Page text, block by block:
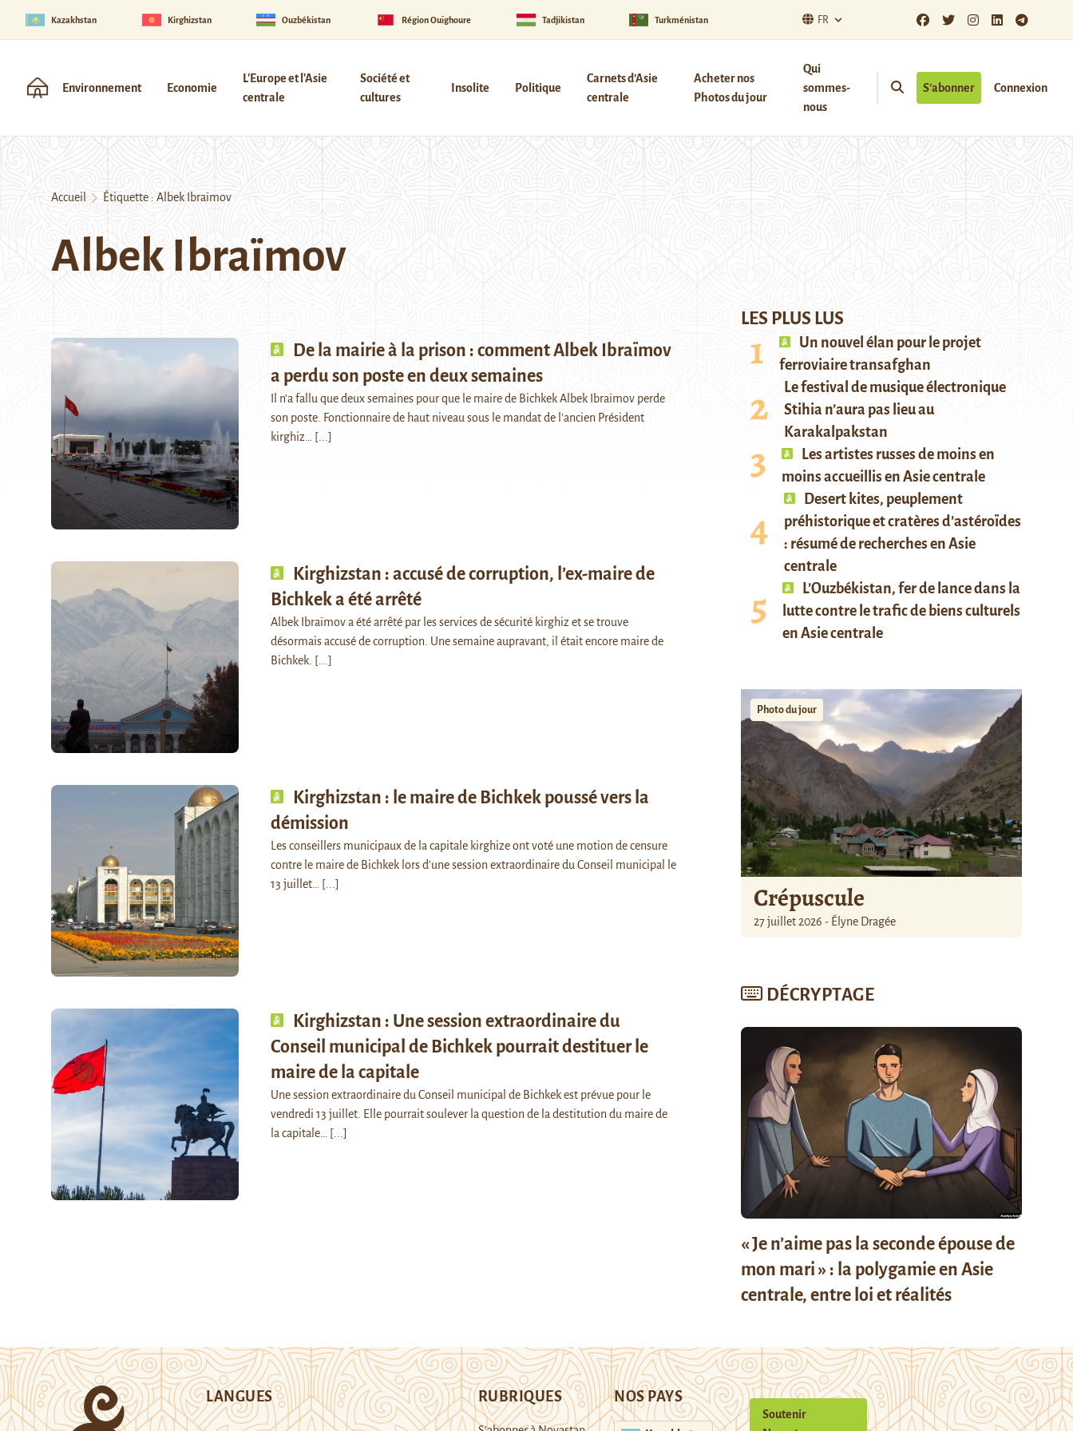
Kazakhstan Kirghizstan Ouzbékistan Région Ouïghoure Tadjikistan Turkménistan FR
Environnement Economie
L'Europe et l'Asie
centrale
Société et
cultures
Insolite Politique
Carnets d’Asie
centrale
Acheter nos
Photos du jour
Qui
sommes-
nous
S’abonner Connexion
Accueil Étiquette : Albek Ibraïmov
Albek Ibraïmov
De la mairie à la prison : comment Albek Ibraïmov
a perdu son poste en deux semaines
Il n'a fallu que deux semaines pour que le maire de Bichkek Albek Ibraïmov perde
son poste. Fonctionnaire de haut niveau sous le mandat de l'ancien Président
kirghiz…
[...]
Kirghizstan : accusé de corruption, l’ex-maire de
Bichkek a été arrêté
Albek Ibraïmov a été arrêté par les services de sécurité kirghiz et se trouve
désormais accusé de corruption. Une semaine aupravant, il était encore maire de
Bichkek. [...]
Kirghizstan : le maire de Bichkek poussé vers la
démission
Les conseillers municipaux de la capitale kirghize ont voté une motion de censure
contre le maire de Bichkek lors d'une session extraordinaire du Conseil municipal le
13 juillet…
[...]
Kirghizstan : Une session extraordinaire du
Conseil municipal de Bichkek pourrait destituer le
maire de la capitale
Une session extraordinaire du Conseil municipal de Bichkek est prévue pour le
vendredi 13 juillet. Elle pourrait soulever la question de la destitution du maire de
la capitale…
[...]
LES PLUS LUS
Un nouvel élan pour le projet
ferroviaire transafghan
Le festival de musique électronique
Stihia n’aura pas lieu au
Karakalpakstan
Les artistes russes de moins en
moins accueillis en Asie centrale
Desert kites, peuplement
préhistorique et cratères d’astéroïdes
: résumé de recherches en Asie
centrale
L’Ouzbékistan, fer de lance dans la
lutte contre le trafic de biens culturels
en Asie centrale
Photo du jour
Crépuscule
27 juillet 2026 - Élyne Dragée
DÉCRYPTAGE
« Je n’aime pas la seconde épouse de
mon mari » : la polygamie en Asie
centrale, entre loi et réalités
LANGUES RUBRIQUES NOS PAYS
Soutenir